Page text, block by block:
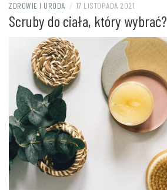
ZDROWIE I URODA / 17 LISTOPADA 2021
Scruby do ciała, który wybrać?